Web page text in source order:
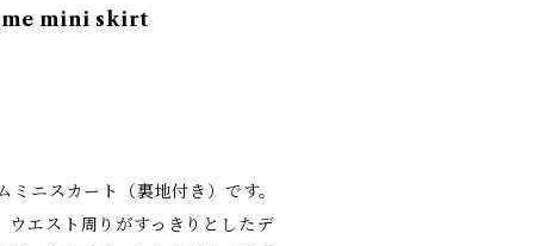
mini skirt
ニスカート（裏地付き）です。
ウエスト周りがすっきりとしたデ